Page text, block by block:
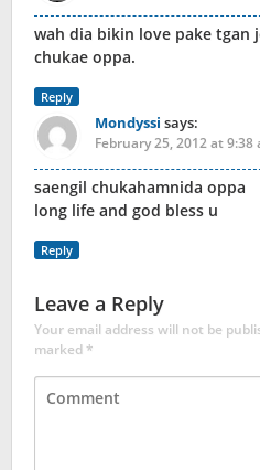
wah dia bikin love pake tgan
chukae oppa.
Reply
Mondyssi says:
February 25, 2012 at 9:38
saengil chukahamnida oppa
long life and god bless u
Reply
Leave a Reply
Your email address will not be
marked*